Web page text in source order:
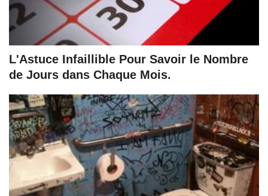
L'Astuce Infaillible Pour Savoir le Nombre
de Jours dans Chaque Mois.